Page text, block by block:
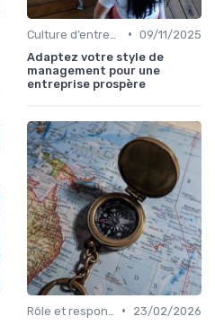
• 09/11/2025
Adaptez votre style de
management pour une
entreprise prospère
•
23/02/2026